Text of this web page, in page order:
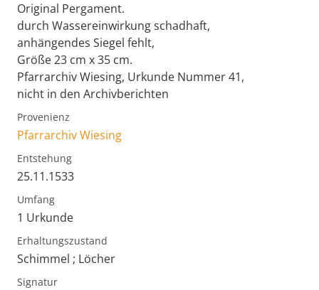
Original Pergament.
durch Wassereinwirkung schadhaft,
anhängendes Siegel fehlt,
Größe 23 cm x 35 cm.
Pfarrarchiv Wiesing, Urkunde Nummer 41,
nicht in den Archivberichten
Provenienz
Pfarrarchiv Wiesing
Entstehung
25.11.1533
Umfang
1 Urkunde
Erhaltungszustand
Schimmel ; Löcher
Signatur